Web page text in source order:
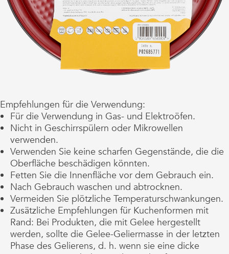
Empfehlungen für die Verwendung:
Für die Verwendung in Gas- und Elektroöfen.
Nicht in Geschirrspülern oder Mikrowellen
verwenden.
Verwenden Sie keine scharfen Gegenstände, die die
Oberfläche beschädigen könnten.
Fetten Sie die Innenfläche vor dem Gebrauch ein.
Nach Gebrauch waschen und abtrocknen.
Vermeiden Sie plötzliche Temperaturschwankungen.
Zusätzliche Empfehlungen für Kuchenformen mit
Rand: Bei Produkten, die mit Gelee hergestellt
werden, sollte die Gelee-Geliermasse in der letzten
Phase des Gelierens, d. h. wenn sie eine dicke